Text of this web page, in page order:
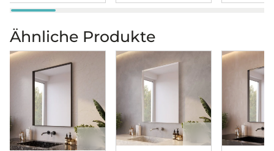
Ähnliche Produkte